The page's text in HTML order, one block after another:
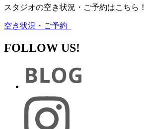
スタジオの空き状況・ご予約はこちら！
空き状況・ご予約
FOLLOW US!